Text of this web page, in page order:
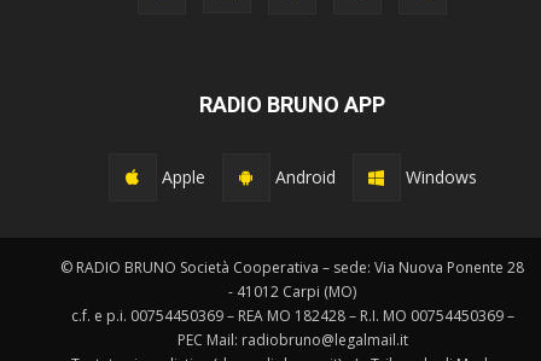
RADIO BRUNO APP
Apple Android Windows
© RADIO BRUNO Società Cooperativa – sede: Via Nuova Ponente 28
- 41012 Carpi (MO)
c.f. e p.i. 00754450369 – REA MO 182428 – R.I. MO 00754450369 –
PEC Mail: radiobruno@legalmail.it